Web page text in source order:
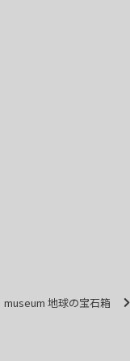
museum 地球の宝石箱